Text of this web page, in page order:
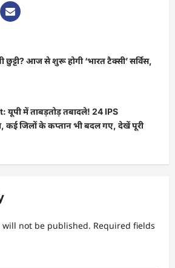
छुट्टी? आज से शुरू होगी ‘भारत टैक्सी’ सर्विस,
यूपी में ताबड़तोड़ तबादले! 24 IPS
कई जिलों के कप्तान भी बदल गए, देखें पूरी
will not be published. Required fields